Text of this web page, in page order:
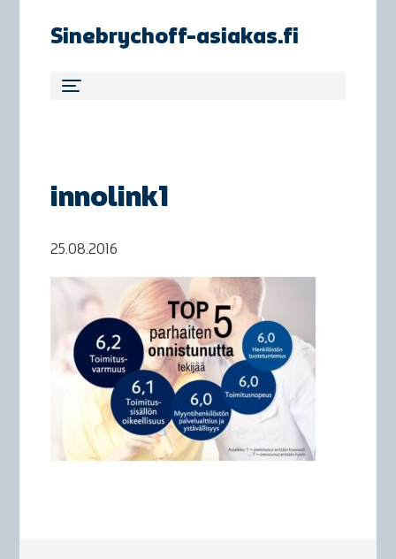
Sinebrychoff-asiakas.fi
innolink1
25.08.2016